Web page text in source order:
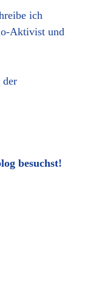
ich
Aktivist und
der
besuchst!